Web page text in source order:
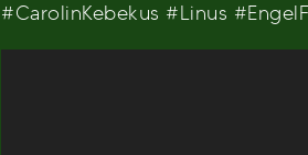
#CarolinKebekus #Linus